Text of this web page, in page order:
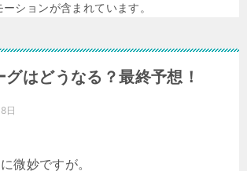
ションが含まれています。
はどうなる？最終予想！
日
微妙ですが。